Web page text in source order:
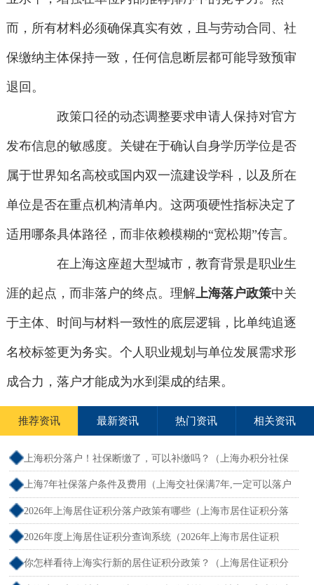
而，所有材料必须确保真实有效，且与劳动合同、社
保缴纳主体保持一致，任何信息断层都可能导致预审
退回。
政策口径的动态调整要求申请人保持对官方
发布信息的敏感度。关键在于确认自身学历学位是否
属于世界知名高校或国内双一流建设学科，以及所在
单位是否在重点机构清单内。这两项硬性指标决定了
适用哪条具体路径，而非依赖模糊的“宽松期”传言。
在上海这座超大型城市，教育背景是职业生
涯的起点，而非落户的终点。理解上海落户政策中关
于主体、时间与材料一致性的底层逻辑，比单纯追逐
名校标签更为务实。个人职业规划与单位发展需求形
成合力，落户才能成为水到渠成的结果。
推荐资讯 最新资讯 热门资讯 相关资讯
上海积分落户！社保断缴了，可以补缴吗？（上海办积分社保
断交需要重新计算吗）
上海7年社保落户条件及费用（上海交社保满7年,一定可以落户
吗？）
2026年上海居住证积分落户政策有哪些（上海市居住证积分落
户政策2026年）
2026年度上海居住证积分查询系统（2026年上海市居住证积
分）
你怎样看待上海实行新的居住证积分政策？（上海居住证积分